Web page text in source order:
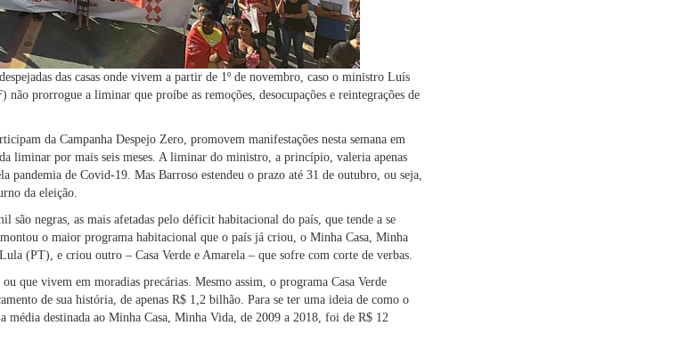
das casas onde vivem a partir de 1º de novembro, caso o ministro Luís
prorrogue a liminar que proíbe as remoções, desocupações e reintegrações de
da Campanha Despejo Zero, promovem manifestações nesta semana em
liminar por mais seis meses. A liminar do ministro, a princípio, valeria apenas
pandemia de Covid-19. Mas Barroso estendeu o prazo até 31 de outubro, ou seja,
da eleição.
são negras, as mais afetadas pelo déficit habitacional do país, que tende a se
o maior programa habitacional que o país já criou, o Minha Casa, Minha
(PT), e criou outro – Casa Verde e Amarela – que sofre com corte de verbas.
que vivem em moradias precárias. Mesmo assim, o programa Casa Verde
de sua história, de apenas R$ 1,2 bilhão. Para se ter uma ideia de como o
média destinada ao Minha Casa, Minha Vida, de 2009 a 2018, foi de R$ 12